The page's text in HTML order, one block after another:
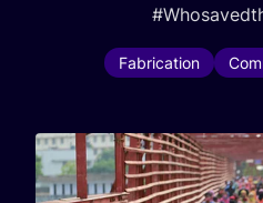
Fabrication